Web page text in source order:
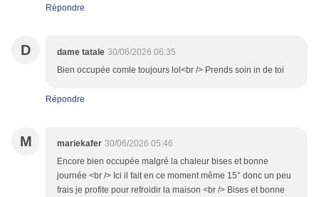
Répondre
D dame tatale 30/06/2026 06:35
Bien occupée comle toujours lol<br /> Prends soin in de toi
Répondre
M mariekafer 30/06/2026 05:46
Encore bien occupée malgré la chaleur bises et bonne
journée <br /> Ici il fait en ce moment même 15° donc un peu
frais je profite pour refroidir la maison <br /> Bises et bonne